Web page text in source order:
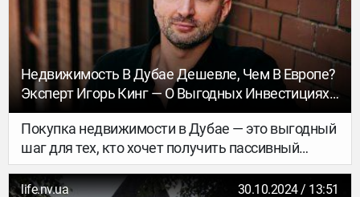
Недвижимость В Дубае Дешевле, Чем В Европе?
Эксперт Игорь Кинг — О Выгодных Инвестициях
И Получении ВНЖ
Покупка недвижимости в Дубае — это выгодный
шаг для тех, кто хочет получить пассивный
доход и вид на жительство (ВНЖ) в Арабских
Эмиратах. В этом интервью эксперт по
life.nv.ua 30.10.2024 / 13:51